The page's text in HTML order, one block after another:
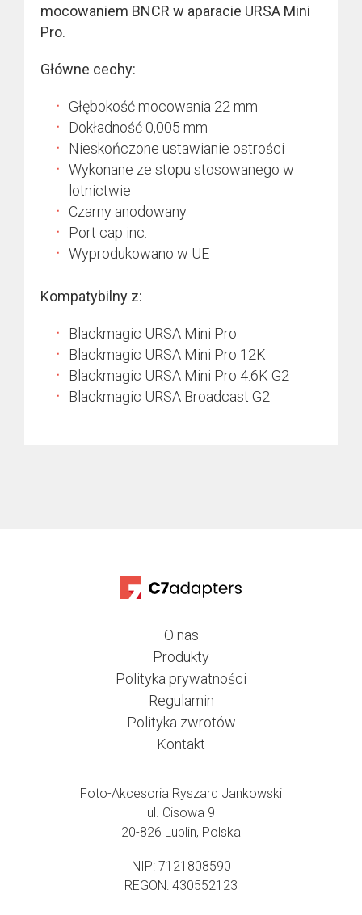
mocowaniem BNCR w aparacie URSA Mini
Pro.
Główne cechy:
Głębokość mocowania 22 mm
Dokładność 0,005 mm
Nieskończone ustawianie ostrości
Wykonane ze stopu stosowanego w
lotnictwie
Czarny anodowany
Port cap inc.
Wyprodukowano w UE
Kompatybilny z:
Blackmagic URSA Mini Pro
Blackmagic URSA Mini Pro 12K
Blackmagic URSA Mini Pro 4.6K G2
Blackmagic URSA Broadcast G2
O nas
Produkty
Polityka prywatności
Regulamin
Polityka zwrotów
Kontakt
Foto-Akcesoria Ryszard Jankowski
ul. Cisowa 9
20-826 Lublin, Polska
NIP: 7121808590
REGON: 430552123